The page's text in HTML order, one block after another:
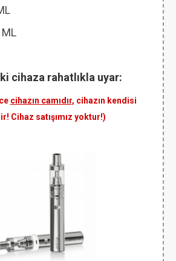
cihaza rahatlıkla uyar:
cihazın camıdır, cihazın kendisi
Cihaz satışımız yoktur!)